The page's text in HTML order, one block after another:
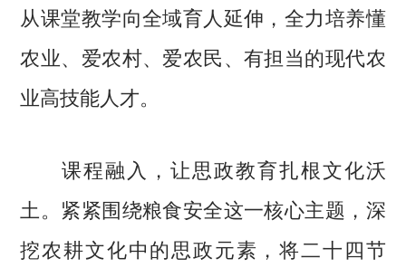
从课堂教学向全域育人延伸，全力培养懂
农业、爱农村、爱农民、有担当的现代农
业高技能人才。
课程融入，让思政教育扎根文化沃
土。紧紧围绕粮食安全这一核心主题，深
挖农耕文化中的思政元素，将二十四节